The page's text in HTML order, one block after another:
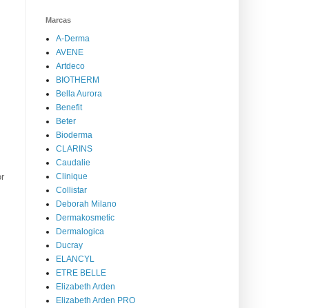
Marcas
A-Derma
AVENE
Artdeco
BIOTHERM
Bella Aurora
Benefit
Beter
Bioderma
CLARINS
Caudalie
Clinique
Collistar
Deborah Milano
Dermakosmetic
Dermalogica
Ducray
ELANCYL
ETRE BELLE
Elizabeth Arden
Elizabeth Arden PRO